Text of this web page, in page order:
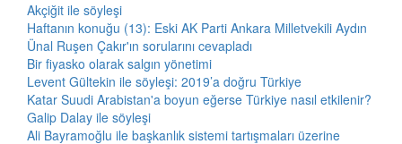
Akçiğit ile söyleşi
Haftanın konuğu (13): Eski AK Parti Ankara Milletvekili Aydın
Ünal Ruşen Çakır'ın sorularını cevapladı
Bir fiyasko olarak salgın yönetimi
Levent Gültekin ile söyleşi: 2019’a doğru Türkiye
Katar Suudi Arabistan'a boyun eğerse Türkiye nasıl etkilenir?
Galip Dalay ile söyleşi
Ali Bayramoğlu ile başkanlık sistemi tartışmaları üzerine